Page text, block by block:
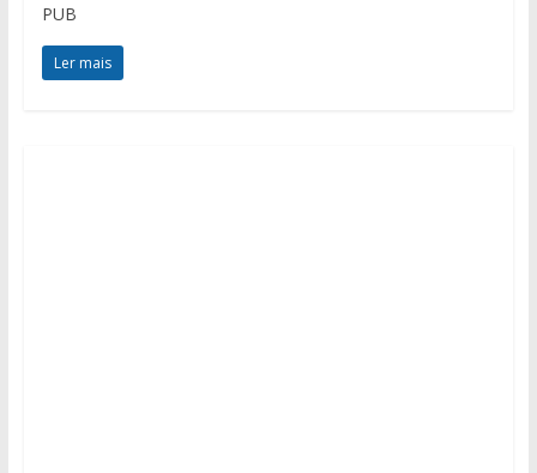
PUB
Ler mais